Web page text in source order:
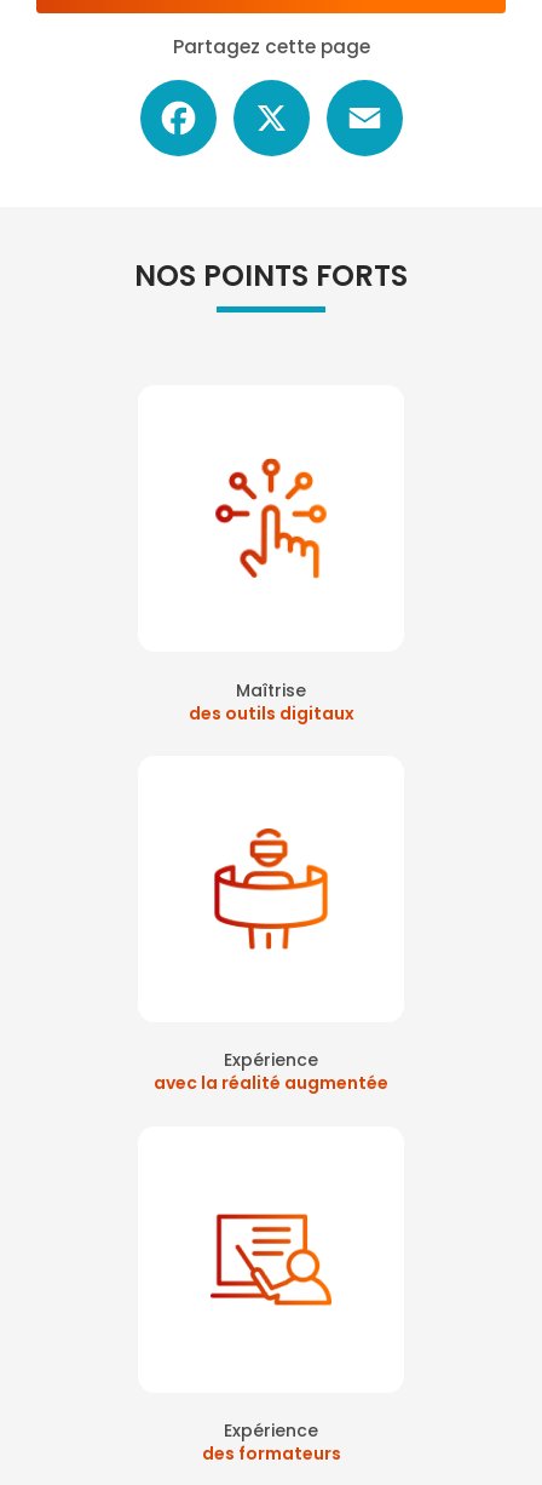
Partagez cette page
Facebook
NOS POINTS FORTS
Maîtrise
des outils digitaux
Expérience
avec la réalité augmentée
Expérience
des formateurs